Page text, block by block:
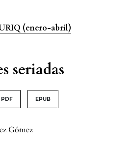
(enero-abril)
seriadas
PDF EPUB
Gómez